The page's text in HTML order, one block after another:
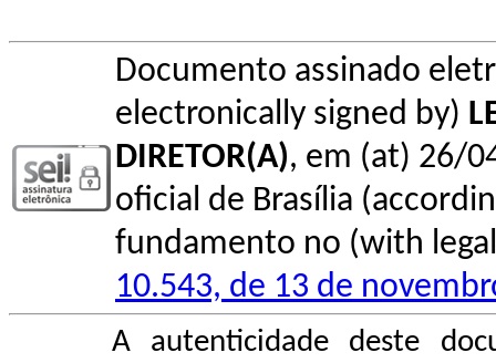
Documento assinado
electronically signed by)
DIRETOR(A), em (at) 26/
oficial de Brasília
fundamento no (with
10.543, de 13 de
A autenticidade deste